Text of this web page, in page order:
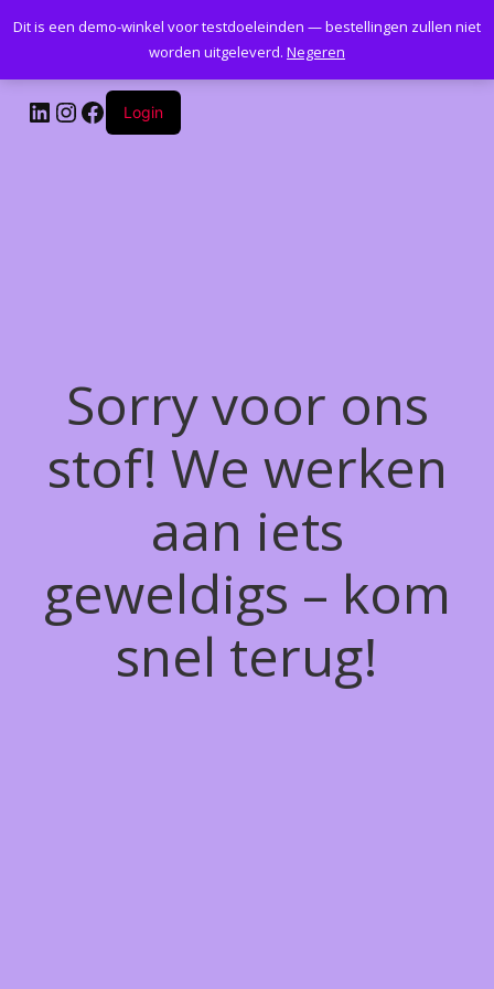
Kantoormeubelenplus.com
LinkedIn
Instagram
Facebook
Login
Sorry voor ons
stof! We werken
aan iets
geweldigs – kom
snel terug!
Dit is een demo-winkel voor testdoeleinden — bestellingen zullen niet
worden uitgeleverd. Negeren